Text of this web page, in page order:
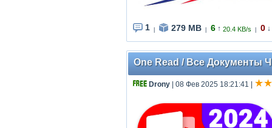
1 279 MB 6 ↑ 20.4 KB/s 0 ↓
One Read / Все Документы
Drony | 08 Фев 2025 18:21:41